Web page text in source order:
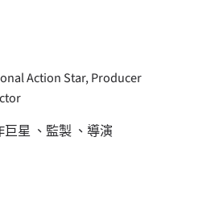
Action Star, Producer
巨星 、監製 、導演